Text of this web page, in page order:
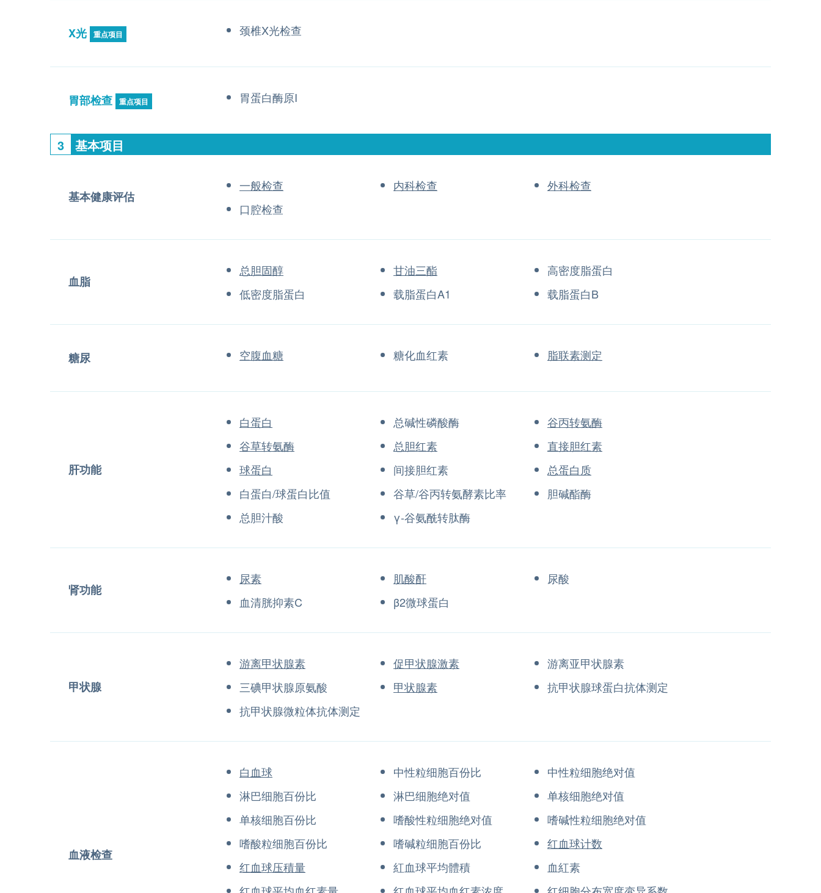
X光 重点项目 颈椎X光检查
胃部检查 重点项目 胃蛋白酶原I
3 基本项目
基本健康评估
一般检查 内科检查
外科检查
口腔检查
血脂
总胆固醇 甘油三酯
高密度脂蛋白
低密度脂蛋白
载脂蛋白A1 载脂蛋白B
糖尿 空腹血糖 糖化血红素 脂联素测定
肝功能
白蛋白 总碱性磷酸酶
谷丙转氨酶
谷草转氨酶
总胆红素
直接胆红素
球蛋白
间接胆红素
总蛋白质
白蛋白/球蛋白比值
谷草/谷丙转氨酵素比率
胆碱酯酶
总胆汁酸
γ-谷氨酰转肽酶
肾功能
尿素 肌酸酐
尿酸
血清胱抑素C
β2微球蛋白
甲状腺
游离甲状腺素 促甲状腺激素
游离亚甲状腺素
三碘甲状腺原氨酸
甲状腺素
抗甲状腺球蛋白抗体测定
抗甲状腺微粒体抗体测定
血液检查
白血球 中性粒细胞百份比
中性粒细胞绝对值
淋巴细胞百份比
淋巴细胞绝对值
单核细胞绝对值
单核细胞百份比
嗜酸性粒细胞绝对值
嗜碱性粒细胞绝对值
嗜酸粒细胞百份比
嗜碱粒细胞百份比
红血球计数
红血球压積量
紅血球平均體積
血紅素